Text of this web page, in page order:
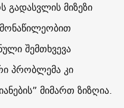
მიზეზი
შემთხვევა
პრობლემა კი
მიმართ ზიზღია.